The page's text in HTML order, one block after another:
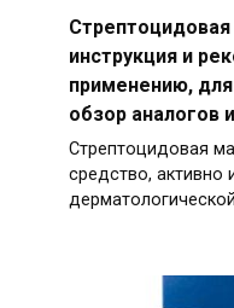
инструкция и
применению, для
обзор аналогов
Стрептоцидовая
средство, активно